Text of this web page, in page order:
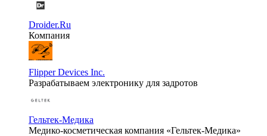
Droider.Ru
Компания
Flipper Devices Inc.
Разрабатываем электронику для задротов
Гельтек-Медика
Медико-косметическая компания «Гельтек-Медика»